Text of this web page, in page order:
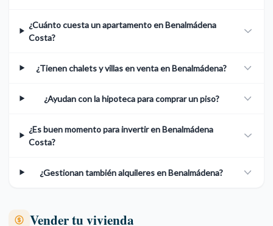
¿Cuánto cuesta un apartamento en Benalmádena
Costa?
¿Tienen chalets y villas en venta en Benalmádena?
¿Ayudan con la hipoteca para comprar un piso?
¿Es buen momento para invertir en Benalmádena
Costa?
¿Gestionan también alquileres en Benalmádena?
Vender tu vivienda